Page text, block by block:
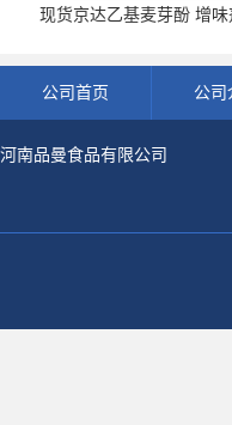
现货京达乙基麦芽酚 增
公司首页 公司
河南品曼食品有限公司